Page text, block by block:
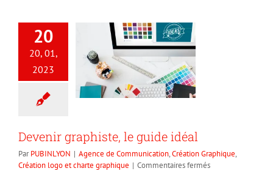
20
20, 01,
2023
Devenir graphiste, le guide idéal
ParPUBINLYON | Agence de Communication,Création Graphique,
Création logo et charte graphique | Commentaires ferméssur